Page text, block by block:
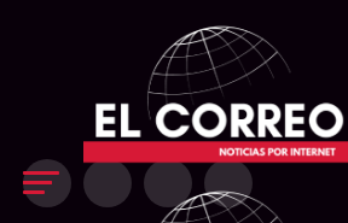
Exit mobile version